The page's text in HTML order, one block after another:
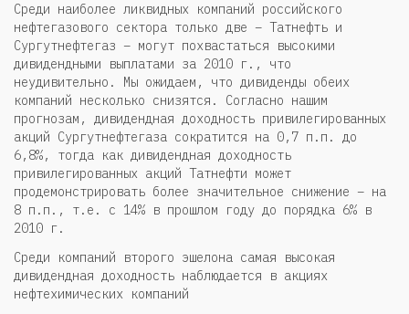
Среди наиболее ликвидных компаний российского
нефтегазового сектора только две – Татнефть и
Сургутнефтегаз – могут похвастаться высокими
дивидендными выплатами за 2010 г., что
неудивительно. Мы ожидаем, что дивиденды обеих
компаний несколько снизятся. Согласно нашим
прогнозам, дивидендная доходность привилегированных
акций Сургутнефтегаза сократится на 0,7 п.п. до
6,8%, тогда как дивидендная доходность
привилегированных акций Татнефти может
продемонстрировать более значительное снижение – на
8 п.п., т.е. с 14% в прошлом году до порядка 6% в
2010 г.
Среди компаний второго эшелона самая высокая
дивидендная доходность наблюдается в акциях
нефтехимических компаний